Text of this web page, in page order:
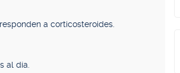
a corticosteroides.
al día.